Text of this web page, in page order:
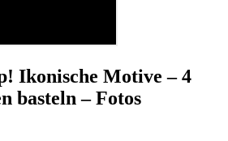
Ikonische Motive – 4
basteln – Fotos